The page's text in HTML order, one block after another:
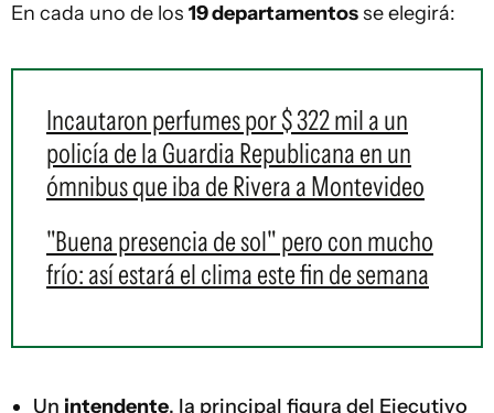
En cada uno de los 19 departamentosse elegirá:
Incautaron perfumes por $ 322 mil a un
policía de la Guardia Republicana en un
ómnibus que iba de Rivera a Montevideo
"Buena presencia de sol" pero con mucho
frío: así estará el clima este fin de semana
Un intendente, la principal figura del Ejecutivo